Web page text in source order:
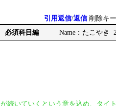
引用返信/返信 削除キー
必須科目編 Name：たこやき
続いていくという意を込め、タイ